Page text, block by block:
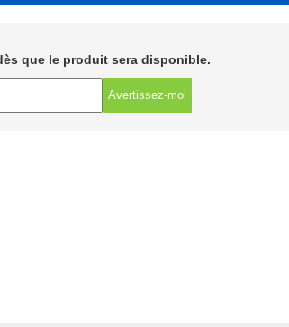
que le produit sera disponible.
Avertissez-moi